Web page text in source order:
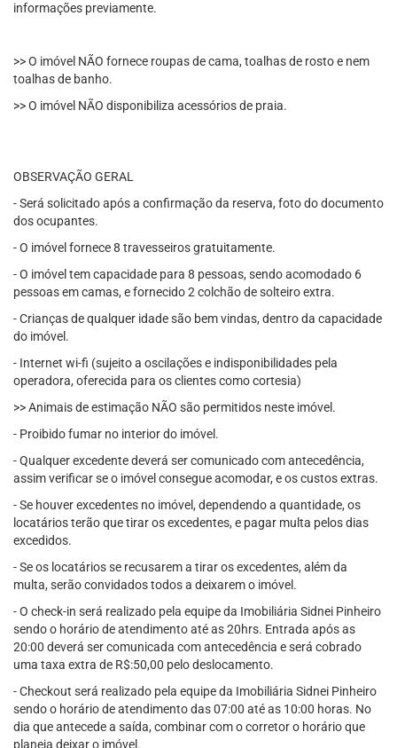
informações previamente.
>> O imóvel NÃO fornece roupas de cama, toalhas de rosto e nem
toalhas de banho.
>> O imóvel NÃO disponibiliza acessórios de praia.
OBSERVAÇÃO GERAL
- Será solicitado após a confirmação da reserva, foto do documento
dos ocupantes.
- O imóvel fornece 8 travesseiros gratuitamente.
- O imóvel tem capacidade para 8 pessoas, sendo acomodado 6
pessoas em camas, e fornecido 2 colchão de solteiro extra.
- Crianças de qualquer idade são bem vindas, dentro da capacidade
do imóvel.
- Internet wi-fi (sujeito a oscilações e indisponibilidades pela
operadora, oferecida para os clientes como cortesia)
>> Animais de estimação NÃO são permitidos neste imóvel.
- Proibido fumar no interior do imóvel.
- Qualquer excedente deverá ser comunicado com antecedência,
assim verificar se o imóvel consegue acomodar, e os custos extras.
- Se houver excedentes no imóvel, dependendo a quantidade, os
locatários terão que tirar os excedentes, e pagar multa pelos dias
excedidos.
- Se os locatários se recusarem a tirar os excedentes, além da
multa, serão convidados todos a deixarem o imóvel.
- O check-in será realizado pela equipe da Imobiliária Sidnei Pinheiro
sendo o horário de atendimento até as 20hrs. Entrada após as
20:00 deverá ser comunicada com antecedência e será cobrado
uma taxa extra de R$:50,00 pelo deslocamento.
- Checkout será realizado pela equipe da Imobiliária Sidnei Pinheiro
sendo o horário de atendimento das 07:00 até as 10:00 horas. No
dia que antecede a saída, combinar com o corretor o horário que
planeja deixar o imóvel.